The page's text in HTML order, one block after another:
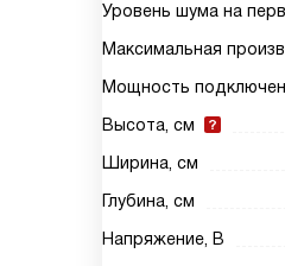
Уровень шума на
Максимальная
Мощность
Высота, см
Ширина, см
Глубина, см
Напряжение, В